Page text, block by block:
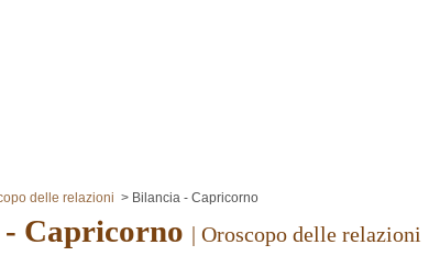
delle relazioni Bilancia - Capricorno
Capricorno | Oroscopo delle relazioni